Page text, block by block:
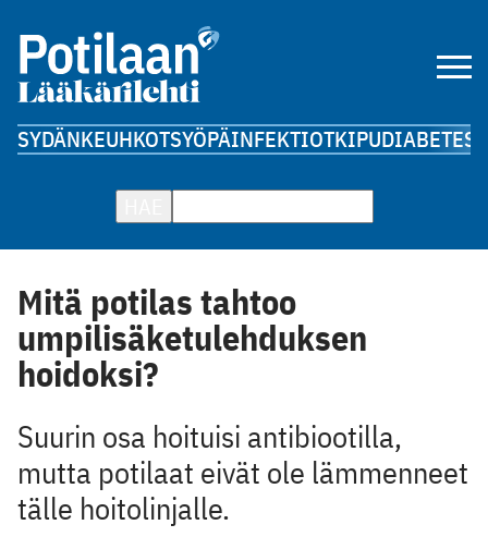
SYDÄNKEUHKOTSYÖPÄINFEKTIOTKIPUDIABETES
Mitä potilas tahtoo
umpilisäketulehduksen
hoidoksi?
Suurin osa hoituisi antibiootilla,
mutta potilaat eivät ole lämmenneet
tälle hoitolinjalle.